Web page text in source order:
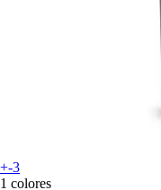
+-3
1 colores